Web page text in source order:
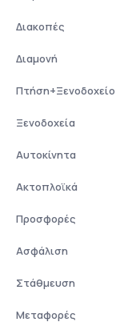
Διακοπές
Διαμονή
Πτήση+Ξενοδοχείο
Ξενοδοχεία
Αυτοκίνητα
Ακτοπλοϊκά
Προσφορές
Ασφάλιση
Στάθμευση
Μεταφορές